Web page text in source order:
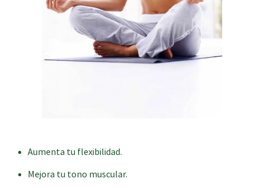
Aumenta tu flexibilidad.
Mejora tu tono muscular.